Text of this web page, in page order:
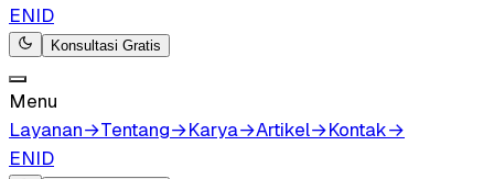
ENID
Konsultasi Gratis
Menu
Layanan→Tentang→Karya→Artikel→Kontak→
ENID